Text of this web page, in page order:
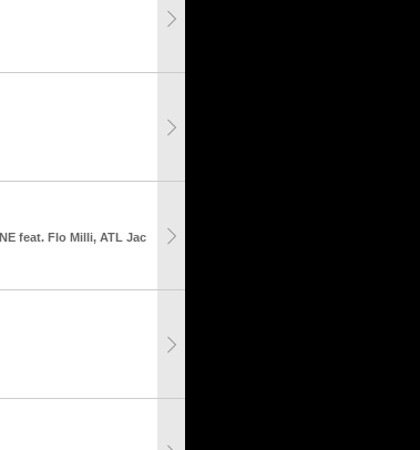
feat. Flo Milli, ATL Jac